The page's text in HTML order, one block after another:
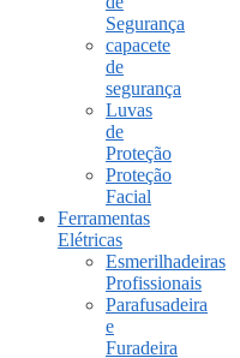
Segurança
capacete
de
segurança
Luvas
de
Proteção
Proteção
Facial
Ferramentas
Elétricas
Esmerilhadeiras
Profissionais
Parafusadeira
e
Furadeira